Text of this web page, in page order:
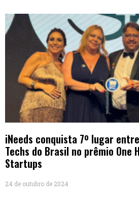
iNeeds conquista 7º lugar
Techs do Brasil no prêmio One
Startups
24 de outubro de 2024